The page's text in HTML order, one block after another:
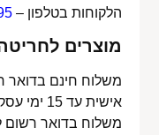
הלקוחות בטלפון –
מוצרים
משלוח חינם בדואר
אישית עד 15 ימי עסקים מעל 350 ₪